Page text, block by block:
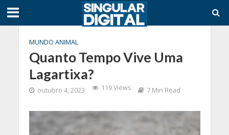
MUNDO ANIMAL
Quanto Tempo Vive Uma
Lagartixa?
outubro 4, 2023 119 Views 7 Min Read